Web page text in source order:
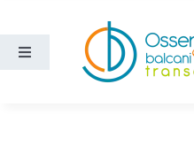
contenuto
Toggle